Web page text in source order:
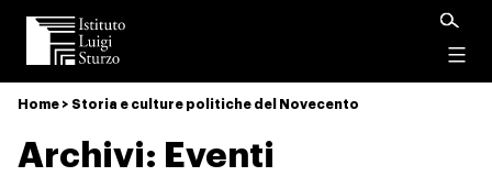
Istituto
Luigi
Sturzo
Home > Storia e culture politiche del Novecento
Archivi: Eventi